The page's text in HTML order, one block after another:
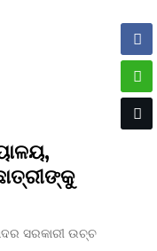
ସରକାରୀ ଉଚ୍ଚ